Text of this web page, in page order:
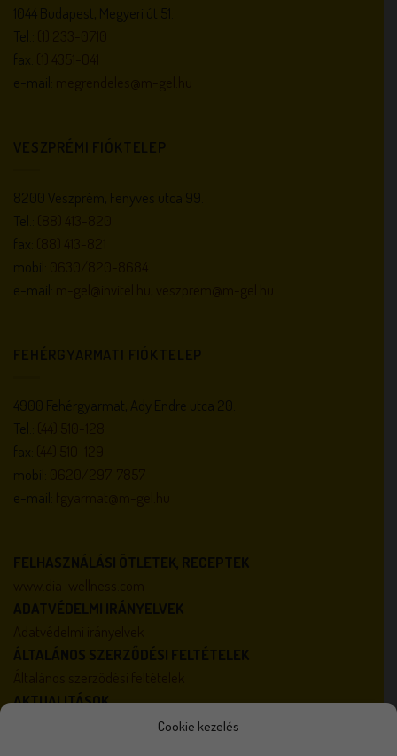
Cookie kezelés
1044 Budapest, Megyeri út 51.
Tel.:
fax:
e-mail:
VESZPRÉMI FIÓKTELEP
8200 Veszprém, Fenyves utca 99.
Tel.:
fax:
mobil:
e-mail:
FEHÉRGYARMATI FIÓKTELEP
4900 Fehérgyarmat, Ady Endre utca 20.
Tel.:
fax:
mobil:
e-mail:
FELHASZNÁLÁSI ÖTLETEK, RECEPTEK
ADATVÉDELMI IRÁNYELVEK
ÁLTALÁNOS SZERZŐDÉSI FELTÉTELEK
AKTUALITÁSOK